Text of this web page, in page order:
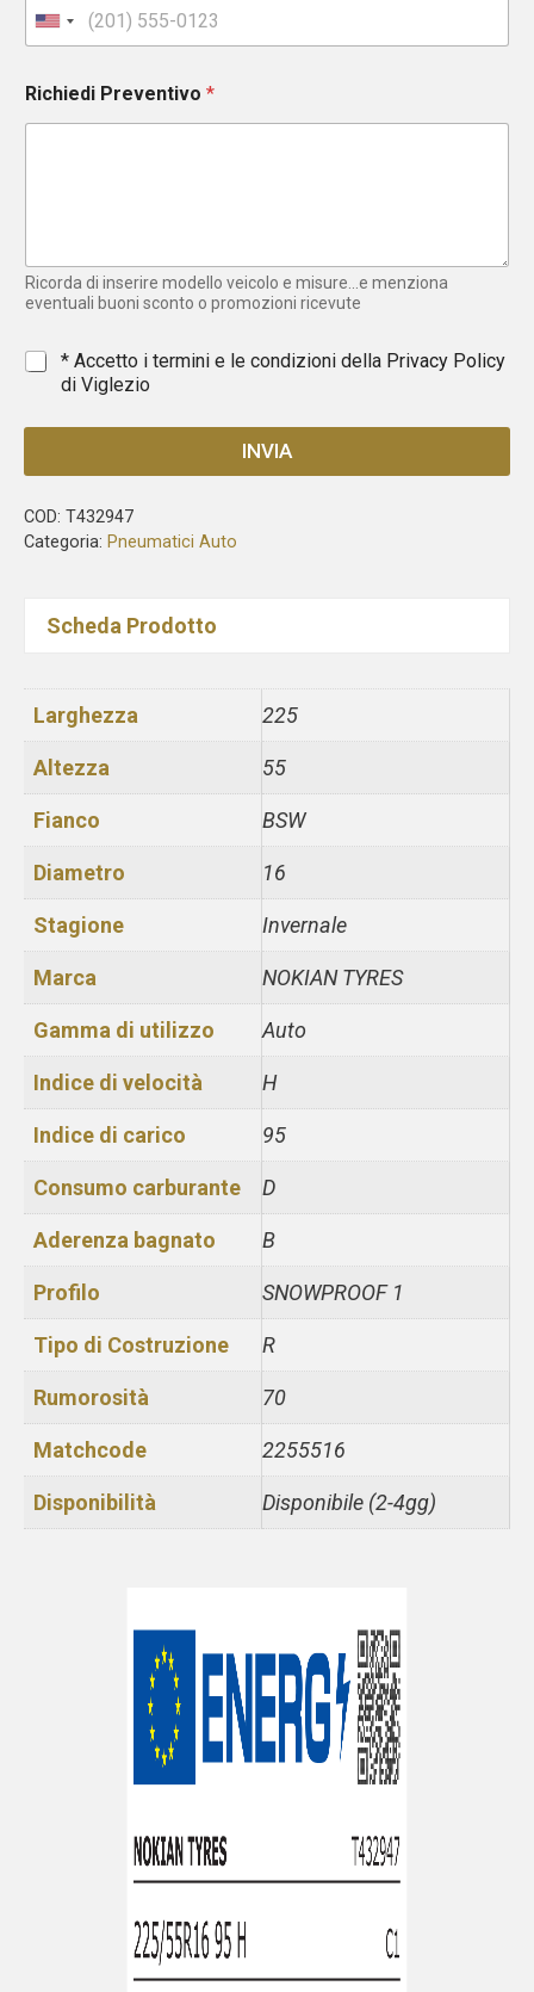
U
n
t
e
e
s
Richiedi Preventivo *
Ricorda di inserire modello veicolo e misure...e menziona
eventuali buoni sconto o promozioni ricevute
* * Accetto i termini e le condizioni della Privacy Policy
di Viglezio
INVIA
COD: T432947
Categoria: Pneumatici Auto
Scheda Prodotto
Larghezza 225
Altezza 55
Fianco BSW
Diametro 16
Stagione Invernale
Marca NOKIAN TYRES
Gamma di utilizzo Auto
Indice di velocità H
Indice di carico 95
Consumo carburante D
Aderenza bagnato B
Profilo SNOWPROOF 1
Tipo di Costruzione R
Rumorosità 70
Matchcode 2255516
Disponibilità Disponibile (2-4gg)